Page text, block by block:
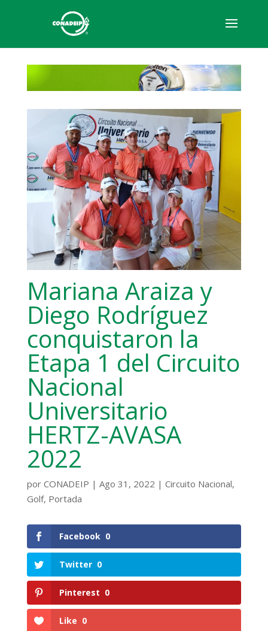
Mariana Araiza y
Diego Rodríguez
conquistaron la
Etapa 1 del Circuito
Nacional
Universitario
HERTZ-AVASA
2022
por CONADEIP | Ago 31, 2022 | Circuito Nacional,
Golf, Portada
Facebook 0
Twitter 0
Pinterest 0
Like 0